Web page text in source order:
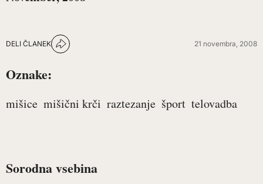
DELI ČLANEK 21 novembra, 2008
Oznake:
mišice mišični krči raztezanje šport telovadba
Sorodna vsebina